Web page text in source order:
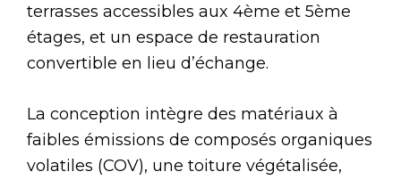
terrasses accessibles aux 4ème et 5ème
étages, et un espace de restauration
convertible en lieu d’échange.
La conception intègre des matériaux à
faibles émissions de composés organiques
volatiles (COV), une toiture végétalisée,